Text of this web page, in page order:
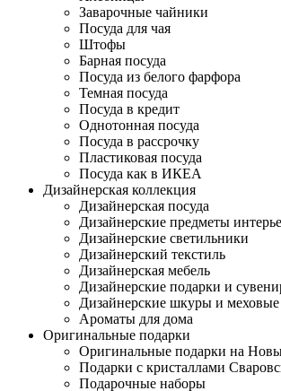
Заварочные чайники
Посуда для чая
Штофы
Барная посуда
Посуда из белого фарфора
Темная посуда
Посуда в кредит
Однотонная посуда
Посуда в рассрочку
Пластиковая посуда
Посуда как в ИКЕА
Дизайнерская коллекция
Дизайнерская посуда
Дизайнерские предметы
Дизайнерские светильники
Дизайнерский текстиль
Дизайнерская мебель
Дизайнерские подарки и
Дизайнерские шкуры и меховые
Ароматы для дома
Оригинальные подарки
Оригинальные подарки на
Подарки с кристаллами
Подарочные наборы